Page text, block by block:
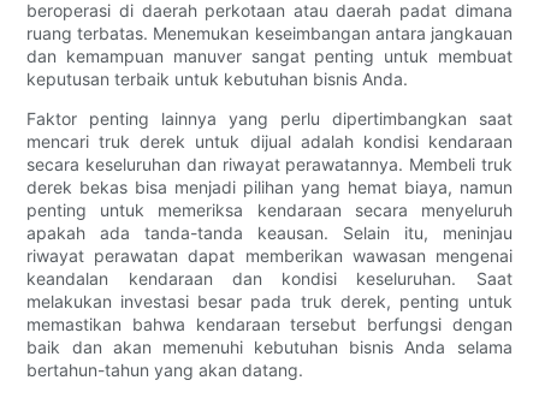
beroperasi di daerah perkotaan atau daerah padat dimana
ruang terbatas. Menemukan keseimbangan antara jangkauan
dan kemampuan manuver sangat penting untuk membuat
keputusan terbaik untuk kebutuhan bisnis Anda.
Faktor penting lainnya yang perlu dipertimbangkan saat
mencari truk derek untuk dijual adalah kondisi kendaraan
secara keseluruhan dan riwayat perawatannya. Membeli truk
derek bekas bisa menjadi pilihan yang hemat biaya, namun
penting untuk memeriksa kendaraan secara menyeluruh
apakah ada tanda-tanda keausan. Selain itu, meninjau
riwayat perawatan dapat memberikan wawasan mengenai
keandalan kendaraan dan kondisi keseluruhan. Saat
melakukan investasi besar pada truk derek, penting untuk
memastikan bahwa kendaraan tersebut berfungsi dengan
baik dan akan memenuhi kebutuhan bisnis Anda selama
bertahun-tahun yang akan datang.